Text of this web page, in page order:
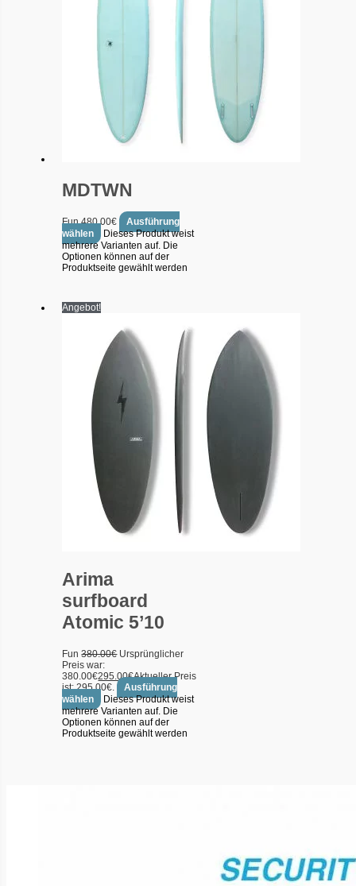
MDTWN
Fun480.00€
Ausführung
wählen
Dieses Produkt weist
mehrere Varianten auf. Die
Optionen können auf der
Produktseite gewählt werden
Angebot!
Arima
surfboard
Atomic 5’10
Fun380.00€ Ursprünglicher
Preis war:
380.00€295.00€Aktueller Preis
ist: 295.00€.
Ausführung
wählen
Dieses Produkt weist
mehrere Varianten auf. Die
Optionen können auf der
Produktseite gewählt werden